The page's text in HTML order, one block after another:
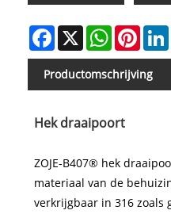
Facebook
X WhatsApp
Productomschrijving
Hek draaipoort
ZOJE-B407® hek
materiaal van de
verkrijgbaar in 316 zoals